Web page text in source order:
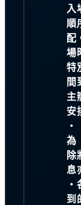
入
順
配
場
特
間
主
安
為
除
息
到